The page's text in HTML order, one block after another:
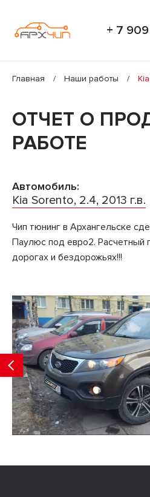
+ 7
Главная / Наши работы /
ОТЧЕТ О
РАБОТЕ
Автомобиль:
Kia Sorento, 2.4, 2013 г.в.
Чип тюнинг в Архангельске
Паулюс под евро2. Расчетный
дорогах и бездорожьях!!!